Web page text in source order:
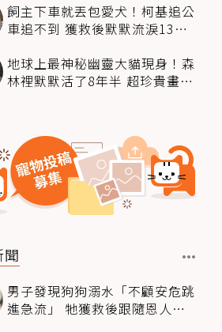
飼主下車就丟包愛犬！柯基追公
車追不到 獲救後默默流淚13萬
地球上最神秘幽靈大貓現身！森
林裡默默活了8年半 超珍貴畫面
聞
男子發現狗狗溺水「不顧安危跳
進急流」 牠獲救後跟隨恩人不